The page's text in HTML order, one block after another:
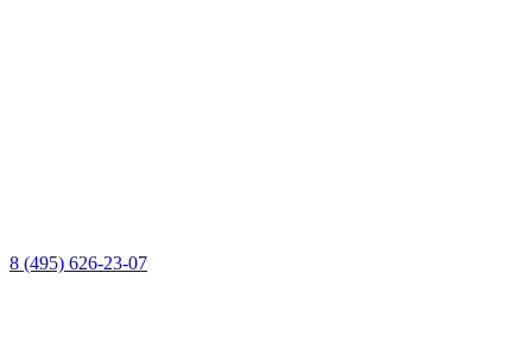
8 (495) 626-23-07